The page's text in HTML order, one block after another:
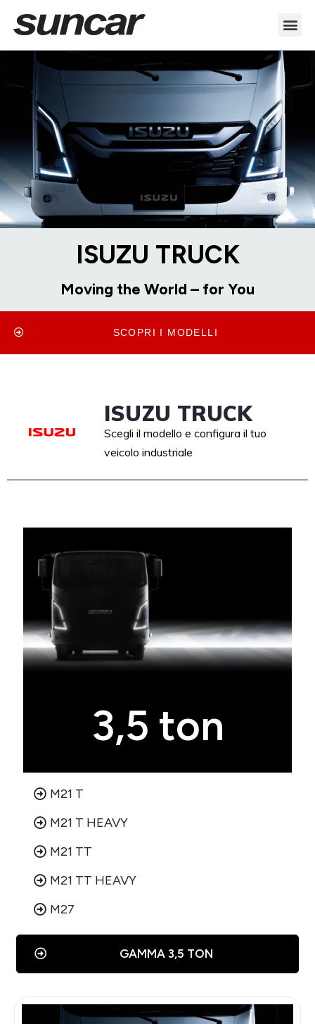
ISUZU TRUCK
Moving the World – for You
SCOPRI I MODELLI
ISUZU TRUCK
Scegli il modello e configura il tuo
veicolo industriale
3,5 ton
M21 T
M21 T HEAVY
M21 TT
M21 TT HEAVY
M27
GAMMA 3,5 TON